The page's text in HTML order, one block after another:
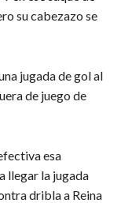
su cabezazo se
jugada de gol al
de juego de
esa
llegar la jugada
dribla a Reina